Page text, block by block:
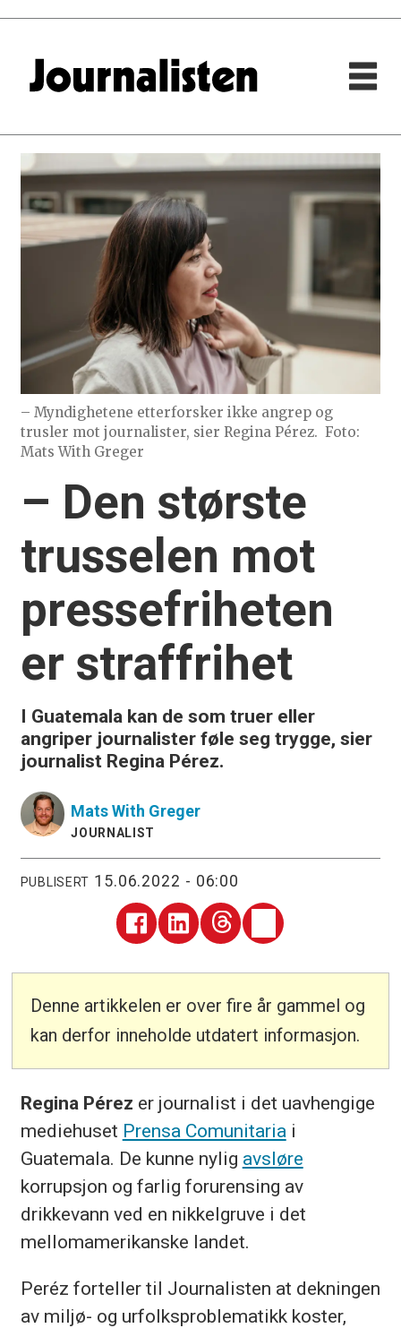
– Myndighetene etterforsker ikke angrep og
trusler mot journalister, sier Regina Pérez. Foto:
Mats With Greger
– Den største
trusselen mot
pressefriheten
er straffrihet
I Guatemala kan de som truer eller
angriper journalister føle seg trygge, sier
journalist Regina Pérez.
MatsWith Greger
JOURNALIST
PUBLISERT 15.06.2022 - 06:00
Denne artikkelen er over fire år gammel og
kan derfor inneholde utdatert informasjon.
Regina Pérez er journalist i det uavhengige
mediehuset Prensa Comunitaria i
Guatemala. De kunne nylig avsløre
korrupsjon og farlig forurensing av
drikkevann ved en nikkelgruve i det
mellomamerikanske landet.
Peréz forteller til Journalisten at dekningen
av miljø- og urfolksproblematikk koster,